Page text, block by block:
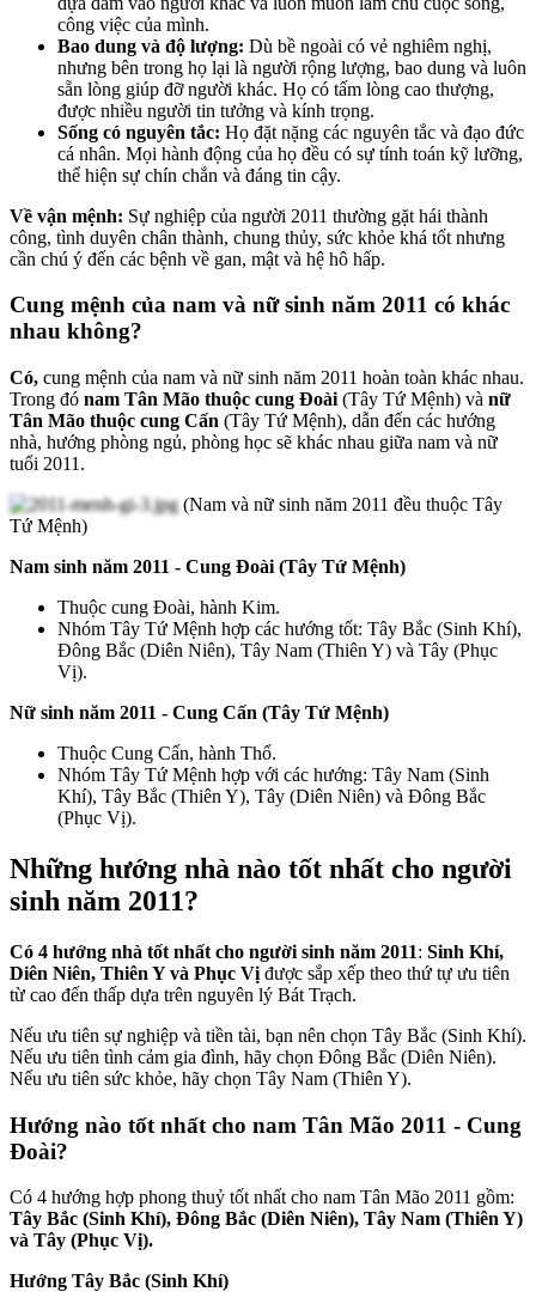
công việc của mình.
Bao dung và độ lượng: Dù bề ngoài có vẻ nghiêm nghị,
nhưng bên trong họ lại là người rộng lượng, bao dung và luôn
sẵn lòng giúp đỡ người khác. Họ có tấm lòng cao thượng,
được nhiều người tin tưởng và kính trọng.
Sống có nguyên tắc: Họ đặt nặng các nguyên tắc và đạo đức
cá nhân. Mọi hành động của họ đều có sự tính toán kỹ lưỡng,
thể hiện sự chín chắn và đáng tin cậy.
Về vận mệnh: Sự nghiệp của người 2011 thường gặt hái thành
công, tình duyên chân thành, chung thủy, sức khỏe khá tốt nhưng
cần chú ý đến các bệnh về gan, mật và hệ hô hấp.
Cung mệnh của nam và nữ sinh năm 2011 có khác
nhau không?
Có, cung mệnh của nam và nữ sinh năm 2011 hoàn toàn khác nhau.
Trong đó nam Tân Mão thuộc cung Đoài (Tây Tứ Mệnh) và nữ
Tân Mão thuộc cung Cấn (Tây Tứ Mệnh), dẫn đến các hướng
nhà, hướng phòng ngủ, phòng học sẽ khác nhau giữa nam và nữ
tuổi 2011.
(Nam và nữ sinh năm 2011 đều thuộc Tây
Tứ Mệnh)
Nam sinh năm 2011 - Cung Đoài (Tây Tứ Mệnh)
Thuộc cung Đoài, hành Kim.
Nhóm Tây Tứ Mệnh hợp các hướng tốt: Tây Bắc (Sinh Khí),
Đông Bắc (Diên Niên), Tây Nam (Thiên Y) và Tây (Phục
Vị).
Nữ sinh năm 2011 - Cung Cấn (Tây Tứ Mệnh)
Thuộc Cung Cấn, hành Thổ.
Nhóm Tây Tứ Mệnh hợp với các hướng: Tây Nam (Sinh
Khí), Tây Bắc (Thiên Y), Tây (Diên Niên) và Đông Bắc
(Phục Vị).
Những hướng nhà nào tốt nhất cho người
sinh năm 2011?
Có 4 hướng nhà tốt nhất cho người sinh năm 2011: Sinh Khí,
Diên Niên, Thiên Y và Phục Vị được sắp xếp theo thứ tự ưu tiên
từ cao đến thấp dựa trên nguyên lý Bát Trạch.
Nếu ưu tiên sự nghiệp và tiền tài, bạn nên chọn Tây Bắc (Sinh Khí).
Nếu ưu tiên tình cảm gia đình, hãy chọn Đông Bắc (Diên Niên).
Nếu ưu tiên sức khỏe, hãy chọn Tây Nam (Thiên Y).
Hướng nào tốt nhất cho nam Tân Mão 2011 - Cung
Đoài?
Có 4 hướng hợp phong thuỷ tốt nhất cho nam Tân Mão 2011 gồm:
Tây Bắc (Sinh Khí), Đông Bắc (Diên Niên), Tây Nam (Thiên Y)
và Tây (Phục Vị).
Hướng Tây Bắc (Sinh Khí)